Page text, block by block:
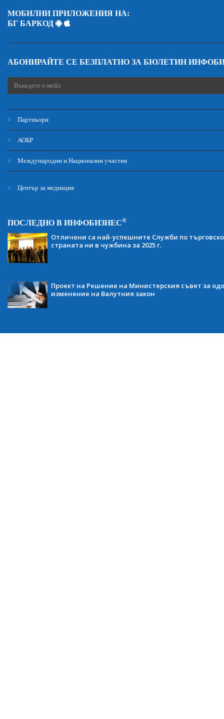
МОБИЛНИ ПРИЛОЖЕНИЯ НА:
БГ БАРКОД
АБОНИРАЙТЕ СЕ БЕЗПЛАТНО ЗА БЮЛЕТИН
Партньори
АОБР
Международни и Национални участия
Център за медиация
ПОСЛЕДНО В ИНФОБИЗНЕС®
Отличени са най-успешните Служби по
страната ни в чужбина за 2025 г.
Проект на Решение на Министерския съвет за
изменение на Валутния закон